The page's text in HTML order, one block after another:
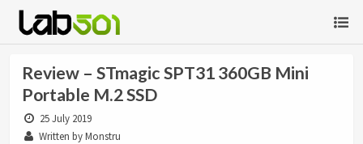
Review – STmagic SPT31 360GB Mini
Portable M.2 SSD
25 July 2019
Written by Monstru